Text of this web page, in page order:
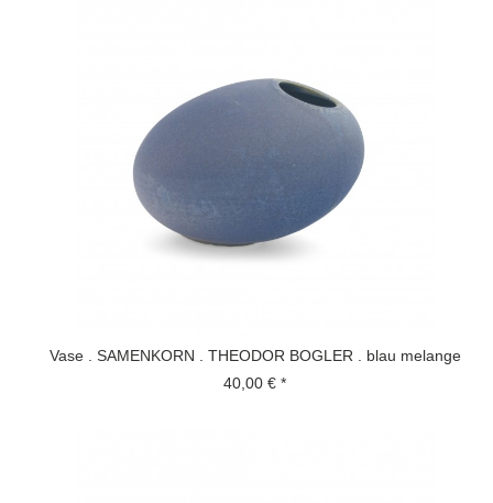
Vase . SAMENKORN . THEODOR BOGLER . blau melange
40,00 € *